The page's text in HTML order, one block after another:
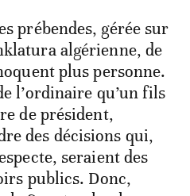
prébendes, gérée sur
algérienne, de
plus personne.
l’ordinaire qu’un fils
de président,
des décisions qui,
seraient des
publics. Donc,